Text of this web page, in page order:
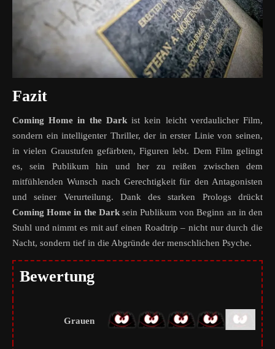
Fazit
Coming Home in the Darkist kein leicht verdaulicher Film,
sondern ein intelligenter Thriller, der in erster Linie von seinen,
in vielen Graustufen gefärbten, Figuren lebt. Dem Film gelingt
es, sein Publikum hin und her zu reißen zwischen dem
mitfühlenden Wunsch nach Gerechtigkeit für den Antagonisten
und seiner Verurteilung. Dank des starken Prologs drückt
Coming Home in the Dark sein Publikum von Beginn an in den
Stuhl und nimmt es mit auf einen Roadtrip – nicht nur durch die
Nacht, sondern tief in die Abgründe der menschlichen Psyche.
Bewertung
Grauen